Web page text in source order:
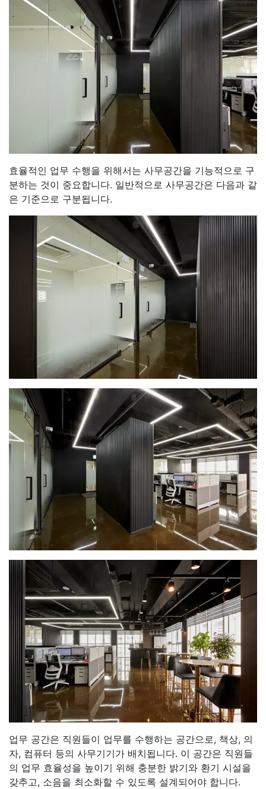
효율적인 업무 수행을 위해서는 사무공간을 기능적으로 구
분하는 것이 중요합니다. 일반적으로 사무공간은 다음과 같
은 기준으로 구분됩니다.
업무 공간은 직원들이 업무를 수행하는 공간으로, 책상, 의
자, 컴퓨터 등의 사무기기가 배치됩니다. 이 공간은 직원들
의 업무 효율성을 높이기 위해 충분한 밝기와 환기 시설을
갖추고, 소음을 최소화할 수 있도록 설계되어야 합니다.